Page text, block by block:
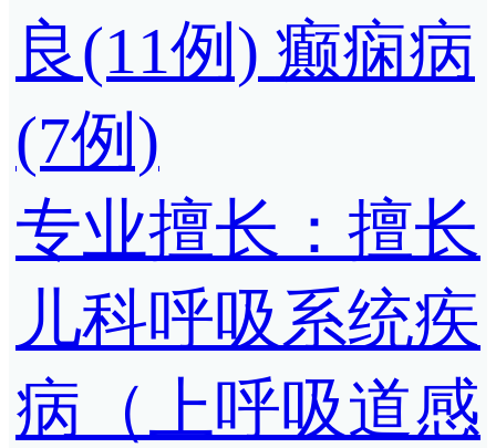
良(11例) 癫痫病
(7例)
专业擅长：擅长
儿科呼吸系统疾
病（上呼吸道感